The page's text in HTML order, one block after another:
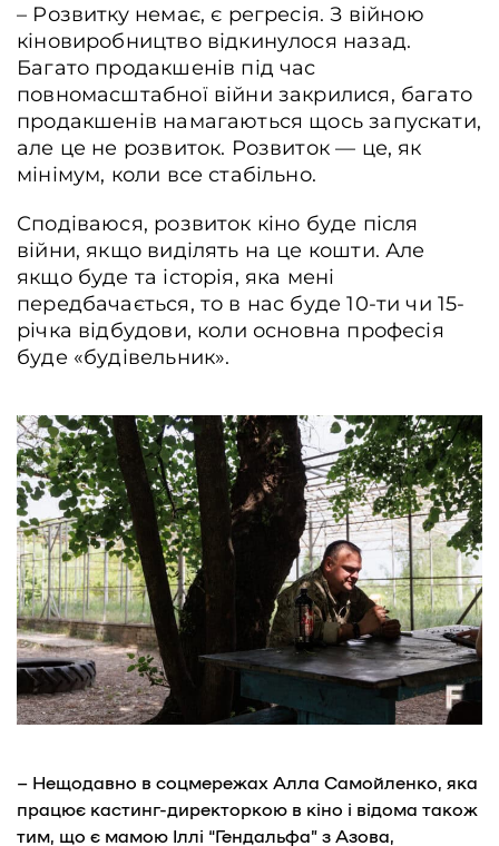
– Розвитку немає, є регресія. З війною
кіновиробництво відкинулося назад.
Багато продакшенів під час
повномасштабної війни закрилися, багато
продакшенів намагаються щось запускати,
але це не розвиток. Розвиток — це, як
мінімум, коли все стабільно.
Сподіваюся, розвиток кіно буде після
війни, якщо виділять на це кошти. Але
якщо буде та історія, яка мені
передбачається, то в нас буде 10-ти чи 15-
річка відбудови, коли основна професія
буде «будівельник».
– Нещодавно в соцмережах Алла Самойленко, яка
працює кастинг-директоркою в кіно і відома також
тим, що є мамою Іллі “Гендальфа” з Азова,